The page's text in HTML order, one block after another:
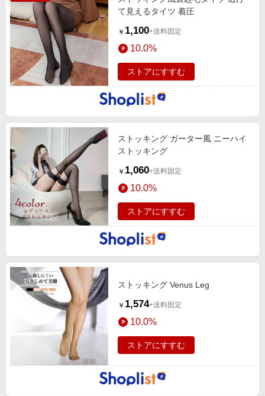
て見えるタイツ 着圧
￥ 1,100+送料固定
10.0%
ストアにすすむ
ストッキング ガーター風 ニーハイ
ストッキング
￥ 1,060+送料固定
10.0%
ストアにすすむ
ストッキング Venus Leg
￥ 1,574+送料固定
10.0%
ストアにすすむ